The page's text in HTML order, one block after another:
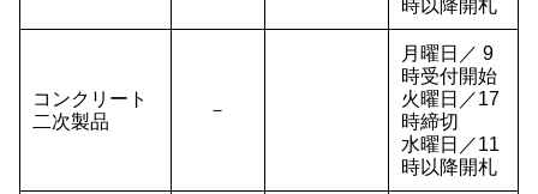
時以降開札
コンクリート
二次製品
－
月曜日／ 9
時受付開始
火曜日／17
時締切
水曜日／11
時以降開札